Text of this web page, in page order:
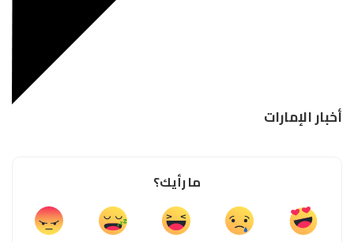
أخبار الإمارات
ما رأيك؟